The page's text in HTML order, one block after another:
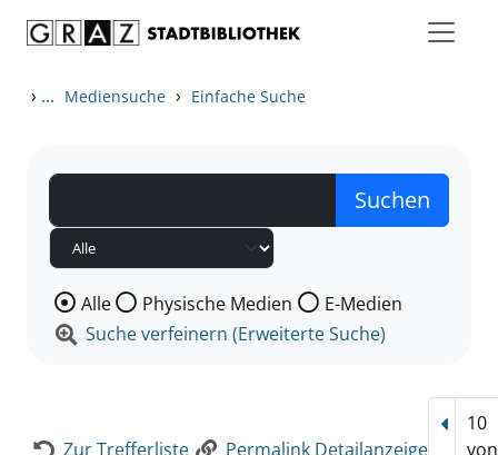
› ... Mediensuche › Einfache Suche
Wählen Sie die Medienart nach der Sie suchen wollen.
Alle Physische Medien
E-Medien
Suche verfeinern (Erweiterte Suche)
Zur Trefferliste Permalink Detailanzeige
10
von